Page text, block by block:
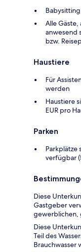
Alle Gäste,
anwesend
bzw.
Haustiere
Für
werden
Haustiere
EUR pro
Parken
Parkplätze
verfügbar
Diese
Gastgeber
gewerblichen,
Diese
Teil des
Brauchwasser